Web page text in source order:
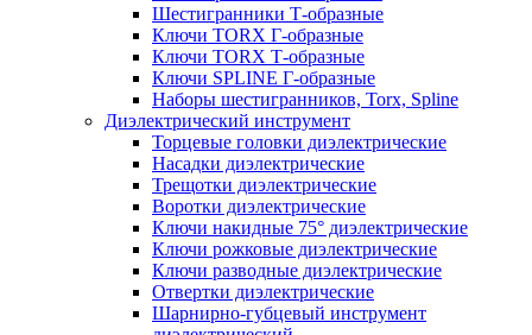
Шестигранники Т-образные
Ключи TORX Г-образные
Ключи TORX Т-образные
Ключи SPLINE Г-образные
Наборы шестигранников, Torx, Spline
Диэлектрический инструмент
Торцевые головки диэлектрические
Насадки диэлектрические
Трещотки диэлектрические
Воротки диэлектрические
Ключи накидные 75° диэлектрические
Ключи рожковые диэлектрические
Ключи разводные диэлектрические
Отвертки диэлектрические
Шарнирно-губцевый инструмент